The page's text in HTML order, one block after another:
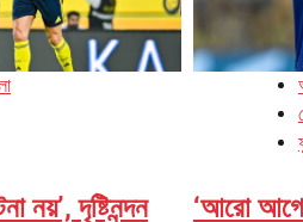
নয়’, দৃষ্টিনন্দন
‘আরো আগে